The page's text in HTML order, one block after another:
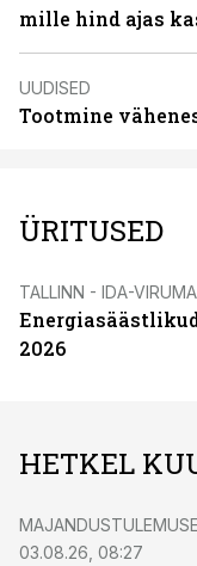
mille hind ajas
UUDISED
Tootmine
ÜRITUSED
TALLINN - IDA-
2026
HETKEL
03.08.26, 08:27